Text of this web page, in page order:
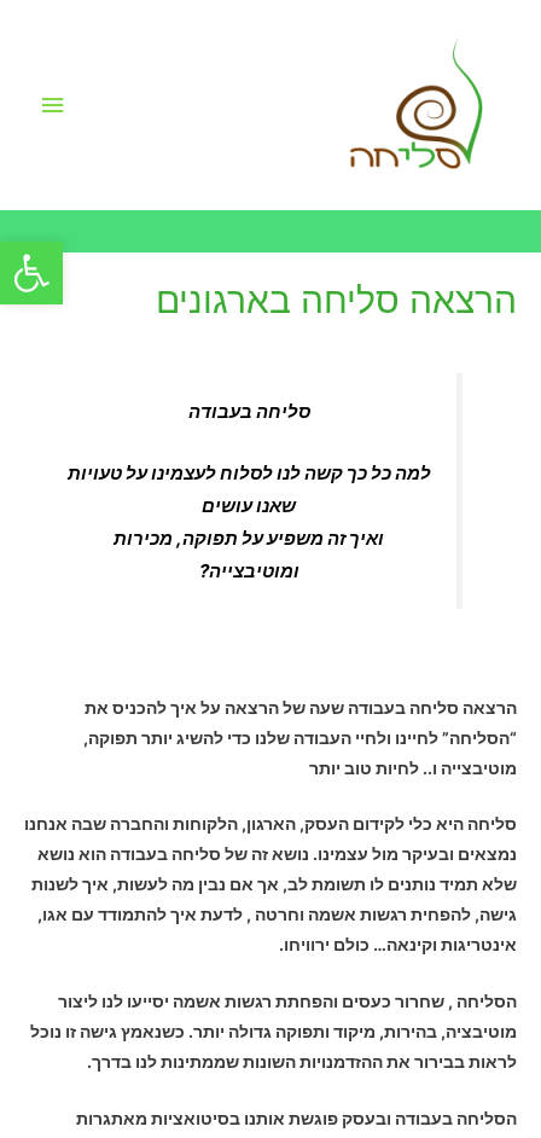
פתח
הרצאה סליחה בארגונים
סליחה בעבודה
למה כל כך קשה לנו לסלוח לעצמינו על טעויות
שאנו עושים
ואיך זה משפיע על תפוקה, מכירות
ומוטיבצייה?
הרצאה סליחה בעבודה שעה של הרצאה על איך להכניס את
“הסליחה” לחיינו ולחיי העבודה שלנו כדי להשיג יותר תפוקה,
מוטיבצייה ו.. לחיות טוב יותר
סליחה היא כלי לקידום העסק, הארגון, הלקוחות והחברה שבה אנחנו
נמצאים ובעיקר מול עצמינו. נושא זה של סליחה בעבודה הוא נושא
שלא תמיד נותנים לו תשומת לב, אך אם נבין מה לעשות, איך לשנות
גישה, להפחית רגשות אשמה וחרטה , לדעת איך להתמודד עם אגו,
אינטריגות וקינאה… כולם ירוויחו.
הסליחה , שחרור כעסים והפחתת רגשות אשמה יסייעו לנו ליצור
מוטיבציה, בהירות, מיקוד ותפוקה גדולה יותר. כשנאמץ גישה זו נוכל
לראות בבירור את ההזדמנויות השונות שממתינות לנו בדרך.
הסליחה בעבודה ובעסק פוגשת אותנו בסיטואציות מאתגרות